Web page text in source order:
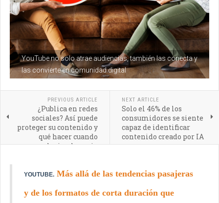
YouTube no solo atrae audiencias, también las conecta y
las convierte en comunidad digital
PREVIOUS ARTICLE
¿Publica en redes
sociales? Así puede
proteger su contenido y
qué hacer cuando
alguien lo copia
NEXT ARTICLE
Solo el 46% de los
consumidores se siente
capaz de identificar
contenido creado por IA
YOUTUBE. Más allá de las tendencias pasajeras
y de los formatos de corta duración que